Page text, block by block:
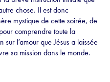
chose. Il est donc
mystique de cette soirée, de
comprendre toute la
l’amour que Jésus a laissée
sa mission dans le monde.